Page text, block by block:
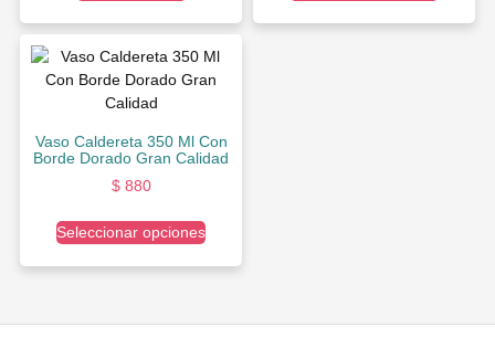
Vaso Caldereta 350 Ml Con
Borde Dorado Gran Calidad
$880
Seleccionar opciones